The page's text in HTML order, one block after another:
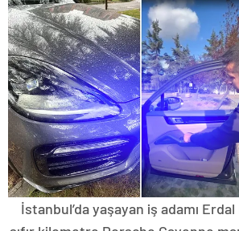
İstanbul’da yaşayan iş adamı Erdal